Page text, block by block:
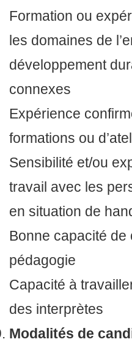
Formation ou
les domaines de
développement
connexes
Expérience
formations ou
Sensibilité et/ou
travail avec les
en situation de
Bonne capacité de
pédagogie
Capacité à
des interprètes
Modalités de